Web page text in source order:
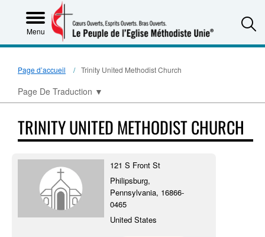
Menu
Page d’accueil Trinity United Methodist Church
Page De Traduction ▼
TRINITY UNITED METHODIST CHURCH
121 S Front St
Philipsburg,
Pennsylvania, 16866-
0465
United States